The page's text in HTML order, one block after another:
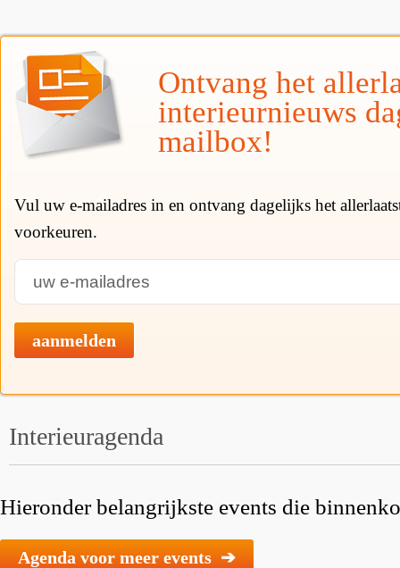
Ontvang het
interieurnieuws
mailbox!
Vul uw e-mailadres in en ontvang dagelijks het
voorkeuren.
aanmelden
Interieuragenda
Hieronder belangrijkste events die
Agenda voor meer events ➔